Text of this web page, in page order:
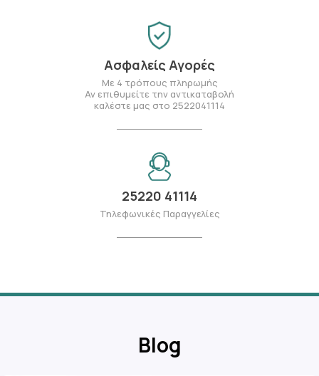
Ασφαλείς Αγορές
Με 4 τρόπους πληρωμής
Αν επιθυμείτε την αντικαταβολή
καλέστε μας στο 2522041114
25220 41114
Τηλεφωνικές Παραγγελίες
Blog